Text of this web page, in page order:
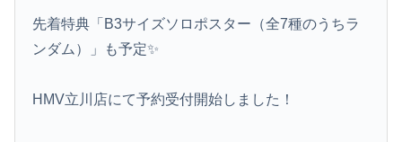
先着特典「B3サイズソロポスター（全7種のうちラ
ンダム）」も予定✨
HMV立川店にて予約受付開始しました！